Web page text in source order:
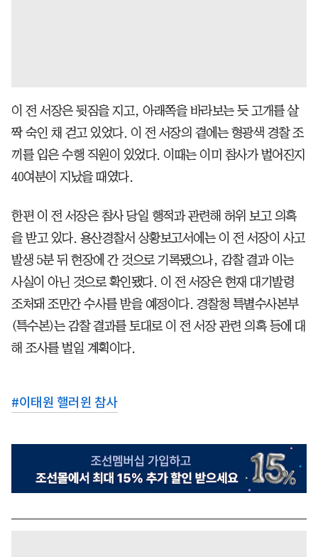
이 전 서장은 뒷짐을 지고, 아래쪽을 바라보는 듯 고개를 살
짝 숙인 채 걷고 있었다. 이 전 서장의 곁에는 형광색 경찰 조
끼를 입은 수행 직원이 있었다. 이때는 이미 참사가 벌어진지
40여분이 지났을 때였다.
한편 이 전 서장은 참사 당일 행적과 관련해 허위 보고 의혹
을 받고 있다. 용산경찰서 상황보고서에는 이 전 서장이 사고
발생 5분 뒤 현장에 간 것으로 기록됐으나, 감찰 결과 이는
사실이 아닌 것으로 확인됐다. 이 전 서장은 현재 대기발령
조처돼 조만간 수사를 받을 예정이다. 경찰청 특별수사본부
(특수본)는 감찰 결과를 토대로 이 전 서장 관련 의혹 등에 대
해 조사를 벌일 계획이다.
#이태원 핼러윈 참사